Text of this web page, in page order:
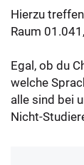
Hierzu
Raum
Egal, ob du
welche
alle sind bei
Nicht-